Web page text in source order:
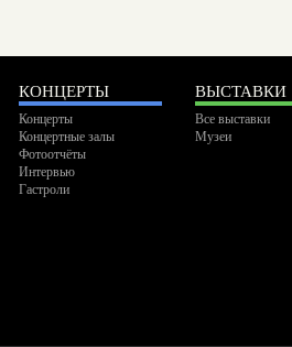
КОНЦЕРТЫ
Концерты
Концертные залы
Фотоотчёты
Интервью
Гастроли
ВЫСТАВКИ
Все выставки
Музеи